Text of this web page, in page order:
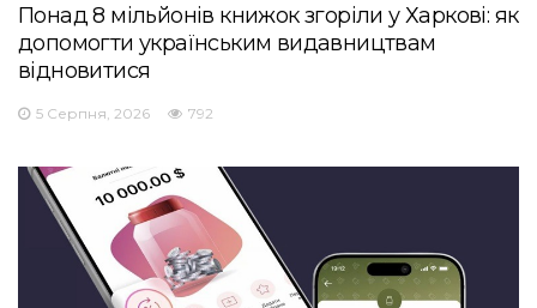
Понад 8 мільйонів книжок згоріли у Харкові: як
допомогти українським видавництвам
відновитися
5 Серпня, 2026 792